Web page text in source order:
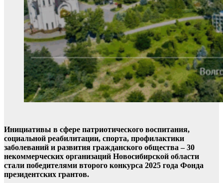
Инициативы в сфере патриотического воспитания,
социальной реабилитации, спорта, профилактики
заболеваний и развития гражданского общества – 30
некоммерческих организаций Новосибирской области
стали победителями второго конкурса 2025 года Фонда
президентских грантов.